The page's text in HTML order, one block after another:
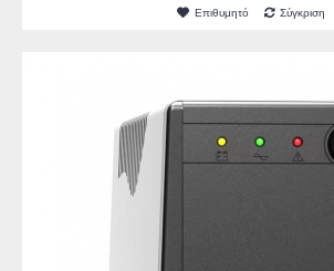
Επιθυμητό Σύγκριση